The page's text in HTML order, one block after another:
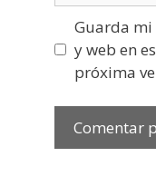
Guarda mi
y web en
próxima